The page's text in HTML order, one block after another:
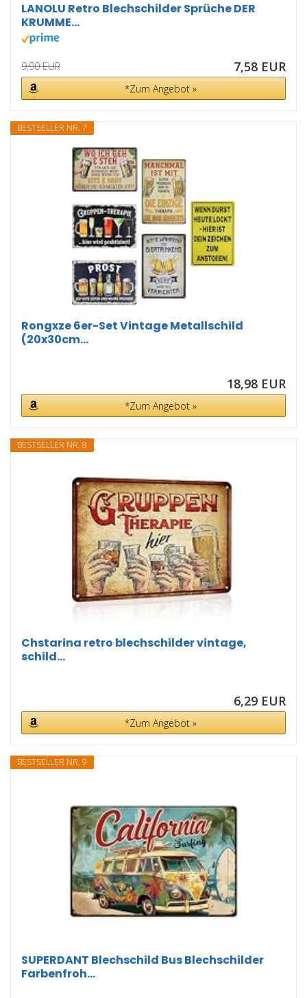
LANOLU Retro Blechschilder Sprüche DER
KRUMME...
9,90 EUR 7,58 EUR
*Zum Angebot »
BESTSELLER NR. 7
Rongxze 6er-Set Vintage Metallschild
(20x30cm...
18,98 EUR
*Zum Angebot »
BESTSELLER NR. 8
Chstarina retro blechschilder vintage,
schild...
6,29 EUR
*Zum Angebot »
BESTSELLER NR. 9
SUPERDANT Blechschild Bus Blechschilder
Farbenfroh...